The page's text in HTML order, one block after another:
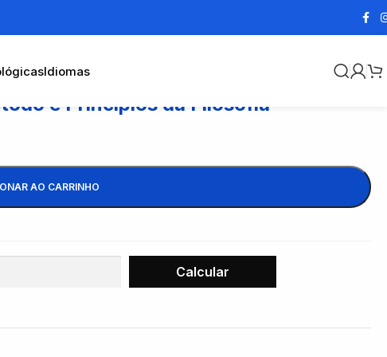
Idiomas
e Princípios da Filosofia
AO CARRINHO